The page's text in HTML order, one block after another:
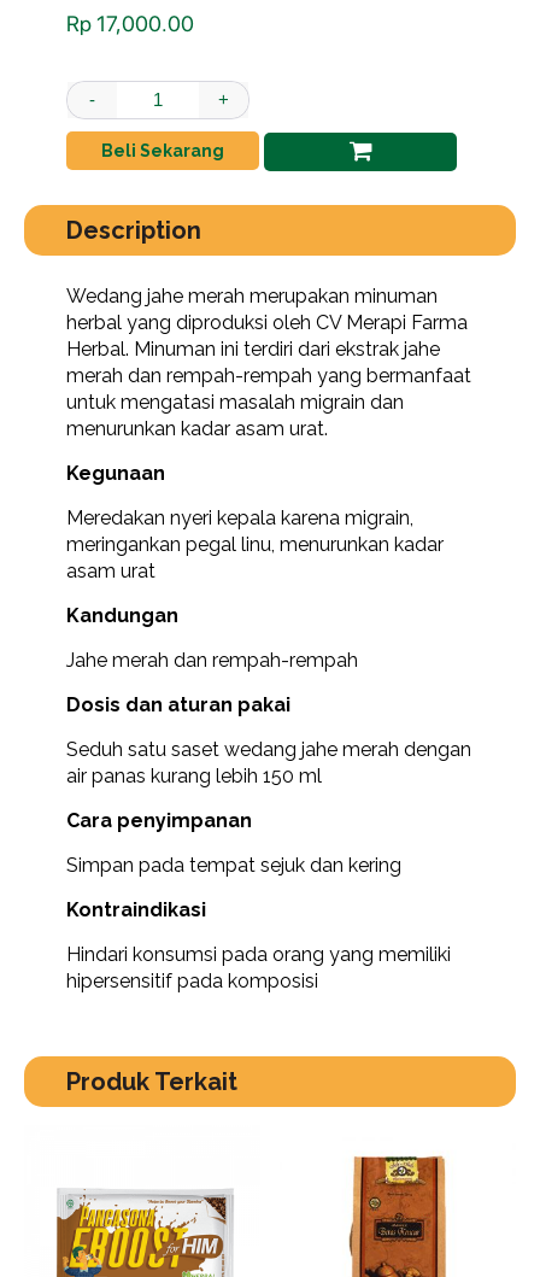
Rp17,000.00
Jahe Merah quantity
- +
Beli Sekarang
Description
Wedang jahe merah merupakan minuman
herbal yang diproduksi oleh CV Merapi Farma
Herbal. Minuman ini terdiri dari ekstrak jahe
merah dan rempah-rempah yang bermanfaat
untuk mengatasi masalah migrain dan
menurunkan kadar asam urat.
Kegunaan
Meredakan nyeri kepala karena migrain,
meringankan pegal linu, menurunkan kadar
asam urat
Kandungan
Jahe merah dan rempah-rempah
Dosis dan aturan pakai
Seduh satu saset wedang jahe merah dengan
air panas kurang lebih 150 ml
Cara penyimpanan
Simpan pada tempat sejuk dan kering
Kontraindikasi
Hindari konsumsi pada orang yang memiliki
hipersensitif pada komposisi
Produk Terkait